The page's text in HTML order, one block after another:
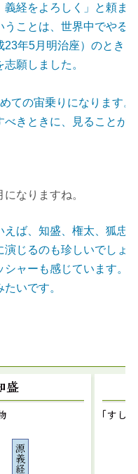
経をよろしく」と頼ま
ことは、世界中でやる
23年5月明治座）のとき
願しました。
ての宙乗りになります。
きときに、見ることが
なりますね。
ば、知盛、権太、狐忠
演じるのも珍しいでしょ
ャーも感じています。
いです。